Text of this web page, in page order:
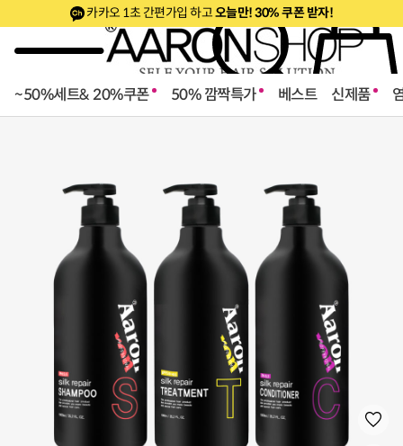
카카오 1초 간편가입 하고오늘만! 30% 쿠폰 받자!
~50%세트& 20%쿠폰 50% 깜짝특가 베스트 신제품